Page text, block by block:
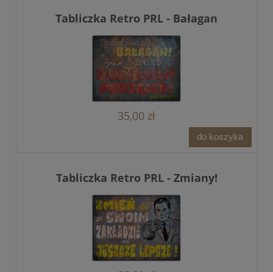
Tabliczka Retro PRL - Bałagan
35,00 zł
do koszyka
Tabliczka Retro PRL - Zmiany!